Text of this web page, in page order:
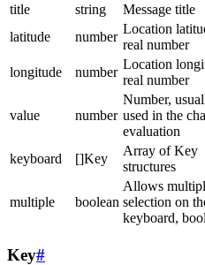
title
string Message title
latitude
number
Location
real number
longitude
number
Location
real number
value number
Number,
used in the
evaluation
keyboard []Key
Array of Key
structures
multiple boolean
Allows
selection on
keyboard,
Key#